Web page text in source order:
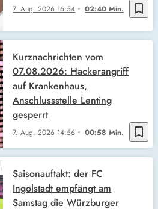
bookmark_border
7. Aug. 2026 16:54 02:40 Min.
bookmark_border
7. Aug. 2026 14:56 00:58 Min.
Kurznachrichten vom
07.08.2026: Hackerangriff
auf Krankenhaus,
Anschlussstelle Lenting
gesperrt
Saisonauftakt: der FC
Ingolstadt empfängt am
Samstag die Würzburger